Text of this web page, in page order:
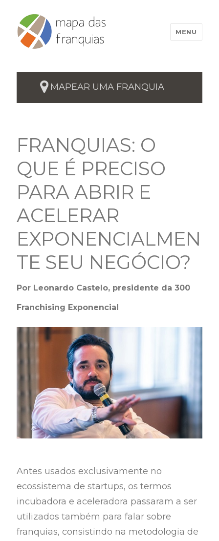
MENU
MAPEAR UMA FRANQUIA
FRANQUIAS: O
QUE É PRECISO
PARA ABRIR E
ACELERAR
EXPONENCIALMEN
TE SEU NEGÓCIO?
Por Leonardo Castelo, presidente da 300
Franchising Exponencial
Antes usados exclusivamente no
ecossistema de startups, os termos
incubadora e aceleradora passaram a ser
utilizados também para falar sobre
franquias, consistindo na metodologia de